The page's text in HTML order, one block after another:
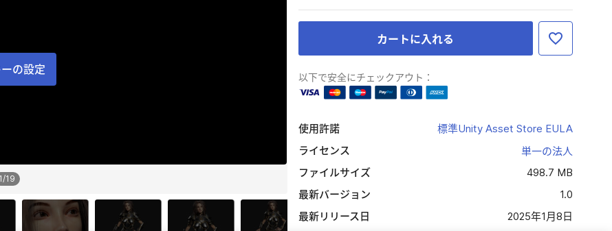
の設定
1/19
カートに入れる
以下で安全にチェックアウト：
使用許諾
標準Unity Asset Store EULA
ライセンス
単一の法人
ファイルサイズ
498.7 MB
最新バージョン
1.0
最新リリース日
2025年1月8日